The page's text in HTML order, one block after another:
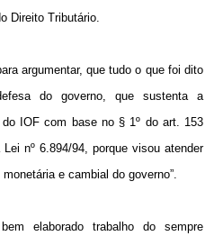
Direito Tributário.
argumentar, que tudo o que foi dito
do governo, que sustenta a
IOF com base no § 1º do art. 153
nº 6.894/94, porque visou atender
e cambial do governo”.
elaborado trabalho do sempre